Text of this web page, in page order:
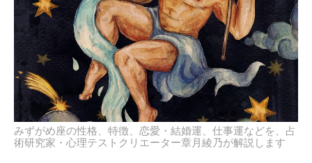
みずがめ座の性格、特徴、恋愛・結婚運、仕事運などを、占
術研究家・心理テストクリエーター章月綾乃が解説します